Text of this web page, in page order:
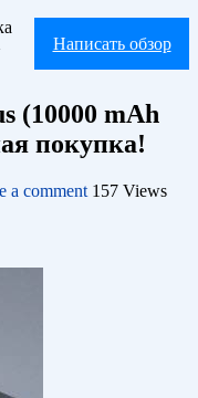
Написать обзор
(10000 mAh
покупка!
a comment 157 Views